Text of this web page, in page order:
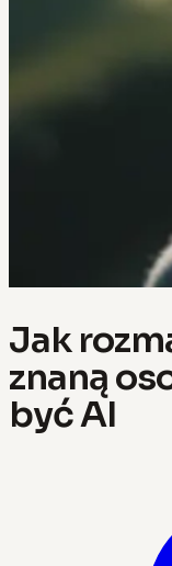
Jak
znaną
być AI